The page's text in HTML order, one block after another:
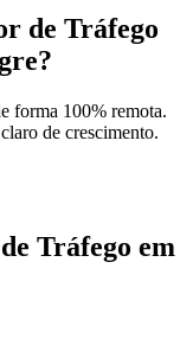
de Tráfego
?
forma 100% remota.
de crescimento.
Tráfego em